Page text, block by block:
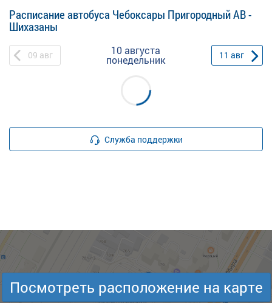
Расписание автобуса Чебоксары Пригородный АВ -
Шихазаны
09 авг 10 августа
понедельник 11 авг
Служба поддержки
Посмотреть расположение на карте